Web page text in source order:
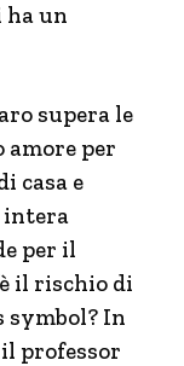
ha un
supera le
per
casa e
intera
per il
il rischio di
In
professor